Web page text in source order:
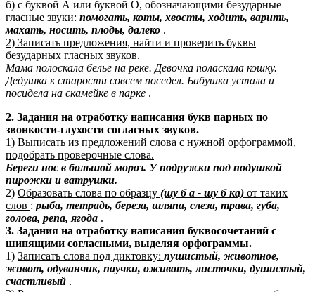
б) с буквой А или буквой О, обозначающими безударные
гласные звуки: помогать, коты, хвосты, ходить, варить,
махать, носить, плоды, далеко .
2) Записать предложения, найти и проверить буквы
безударных гласных звуков.
Мама полоскала белье на реке. Девочка поласкала кошку.
Дедушка к старости совсем поседел. Бабушка устала и
посидела на скамейке в парке .
2. Задания на отработку написания букв парных по
звонкости-глухости согласных звуков.
1) Выписать из предложений слова с нужной орфограммой,
подобрать проверочные слова.
Береги нос в большой мороз. У подружки под подушкой
пирожки и ватрушки.
2) Образовать слова по образцу (шу ба - шу бка) от таких
слов : рыба, тетрадь, береза, шляпа, слеза, трава, губа,
голова, репа, ягода .
3. Задания на отработку написания буквосочетаний с
шипящими согласными, выделяя орфограммы.
1) Записать слова под диктовку: пушистый, животное,
живот, одуванчик, паучки, оживать, листочки, душистый,
счастливый .